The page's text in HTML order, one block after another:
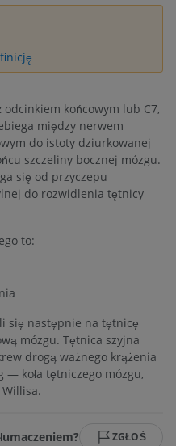
odcinkiem końcowym lub C7,
między nerwem
do istoty dziurkowanej
szczeliny bocznej mózgu.
się od przyczepu
do rozwidlenia tętnicy
to:
się następnie na tętnicę
mózgu. Tętnica szyjna
drogą ważnego krążenia
— koła tętniczego mózgu,
Willisa.
ZGŁOŚ